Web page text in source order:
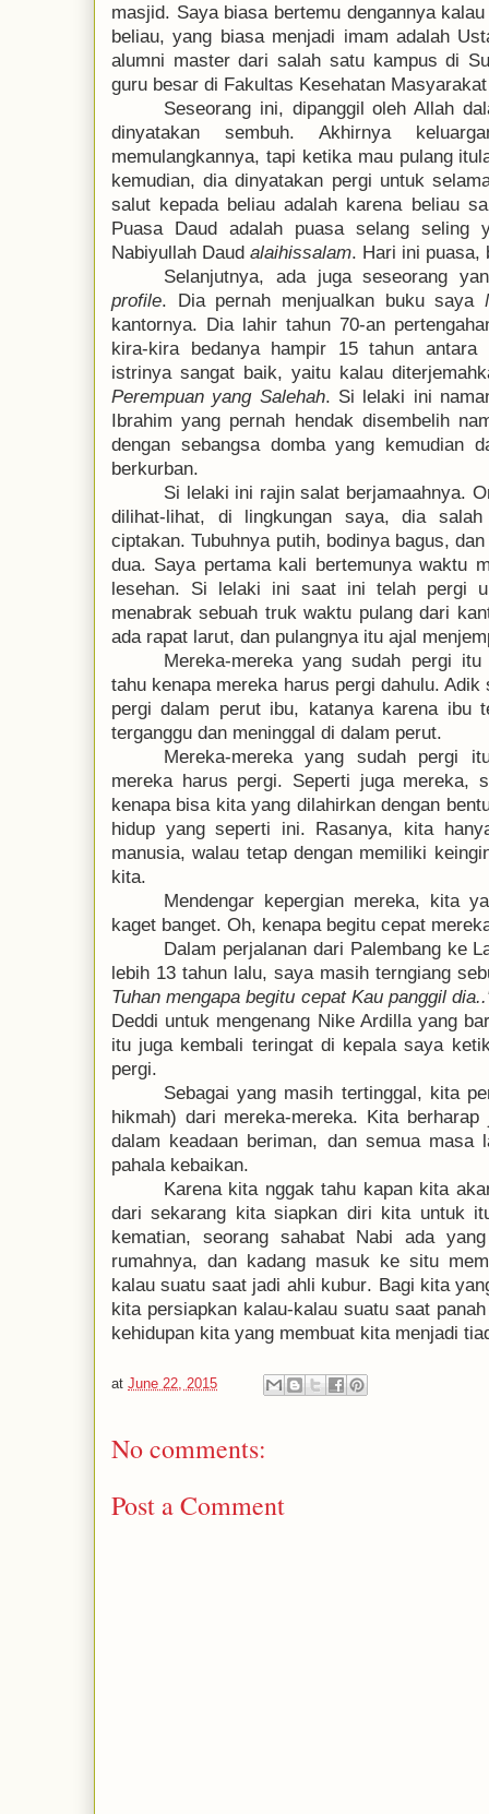
masjid. Saya biasa bertemu dengannya
beliau, yang biasa menjadi imam adalah
alumni master dari salah satu kampus di
guru besar di Fakultas Kesehatan
Seseorang ini, dipanggil oleh Allah
dinyatakan sembuh. Akhirnya
memulangkannya, tapi ketika mau pulang
kemudian,dia dinyatakan pergi untuk
salut kepada beliau adalah karena beliau
Puasa Daud adalah puasa selang seling
Nabiyullah Daud alaihissalam. Hari ini puasa,
Selanjutnya, ada jugaseseorang
profile. Dia pernah menjualkan buku saya
kantornya. Dia lahir tahun 70-an
kira-kira bedanya hampir 15 tahun
istrinya sangat baik, yaitu kalau
Perempuan yang Salehah. Si lelaki ini
Ibrahim yang pernah hendak disembelih
dengan sebangsa domba yang kemudian
berkurban.
Si lelaki ini rajin salat berjamaahnya.
dilihat-lihat, di lingkungan saya, dia
ciptakan. Tubuhnya putih, bodinya bagus,
dua. Saya pertama kali bertemunya waktu
lesehan. Si lelaki ini saat ini telah pergi
menabrak sebuah truk waktu pulang dari
ada rapat larut, dan pulangnya itu ajal
Mereka-mereka yang sudah pergi
tahu kenapa mereka harus pergi dahulu.
pergi dalam perut ibu, katanya karena ibu
terganggu dan meninggal di dalam perut.
Mereka-mereka yang sudah pergi
mereka harus pergi. Seperti juga mereka,
kenapa bisa kita yang dilahirkan dengan
hidup yang seperti ini. Rasanya, kita
manusia, walau tetap dengan memiliki
kita.
Mendengar kepergian mereka, kita
kaget banget. Oh, kenapa begitu cepat
Dalam perjalanan dari Palembang ke
lebih 13 tahun lalu, saya masih terngiang
Tuhan mengapa begitu cepat Kau panggil
Deddi untuk mengenang Nike Ardilla yang
itu juga kembali teringat di kepala saya
pergi.
Sebagai yang masih tertinggal, kita
hikmah) dari mereka-mereka. Kita
dalam keadaan beriman, dan semua masa
pahala kebaikan.
Karena kita nggak tahu kapan kita
dari sekarang kita siapkan diri kita untuk
kematian, seorang sahabat Nabi
ada
rumahnya, dan kadang masuk ke situ
kalau suatu saat jadi ahli kubur. Bagi kita
kita persiapkan kalau-kalau suatu saat
kehidupan kita yang membuat kita menjadi
at June 22, 2015
No comments:
Post a Comment